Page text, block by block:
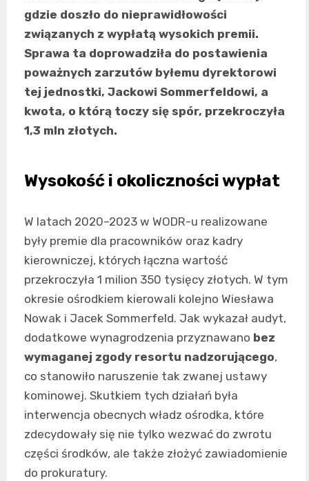
gdzie doszło do nieprawidłowości
związanych z wypłatą wysokich premii.
Sprawa ta doprowadziła do postawienia
poważnych zarzutów byłemu dyrektorowi
tej jednostki, Jackowi Sommerfeldowi, a
kwota, o którą toczy się spór, przekroczyła
1,3 mln złotych.
Wysokość i okoliczności wypłat
W latach 2020–2023 w WODR-u realizowane
były premie dla pracowników oraz kadry
kierowniczej, których łączna wartość
przekroczyła 1 milion 350 tysięcy złotych. W tym
okresie ośrodkiem kierowali kolejno Wiesława
Nowak i Jacek Sommerfeld. Jak wykazał audyt,
dodatkowe wynagrodzenia przyznawano bez
wymaganej zgody resortu nadzorującego,
co stanowiło naruszenie tak zwanej ustawy
kominowej. Skutkiem tych działań była
interwencja obecnych władz ośrodka, które
zdecydowały się nie tylko wezwać do zwrotu
części środków, ale także złożyć zawiadomienie
do prokuratury.